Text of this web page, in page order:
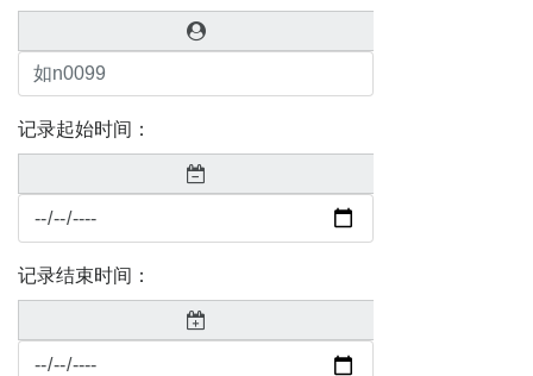
记录起始时间：
记录结束时间：